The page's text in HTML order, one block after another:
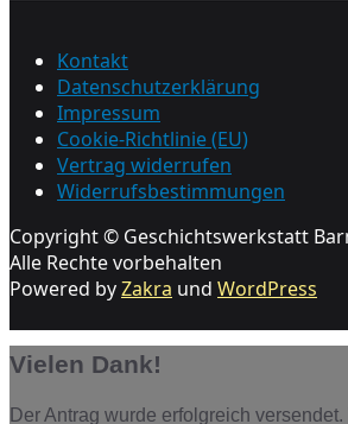
Kontakt
Datenschutzerklärung
Impressum
Cookie-Richtlinie (EU)
Vertrag widerrufen
Widerrufsbestimmungen
Copyright © Geschichtswerkstatt
Alle Rechte vorbehalten
Powered byZakra und WordPress
Vielen Dank!
Der Antrag wurde erfolgreich